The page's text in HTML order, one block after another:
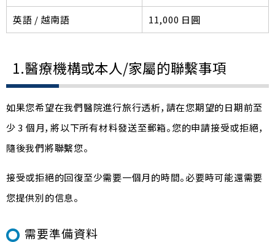
英語 / 越南語 11,000 日圓
1.醫療機構或本人/家屬的聯繫事項
如果您希望在我們醫院進行旅行透析，請在您期望的日期前至
少 3 個月，將以下所有材料發送至郵箱。您的申請接受或拒絕，
隨後我們將聯繫您。
接受或拒絕的回復至少需要一個月的時間。必要時可能還需要
您提供別的信息。
需要準備資料